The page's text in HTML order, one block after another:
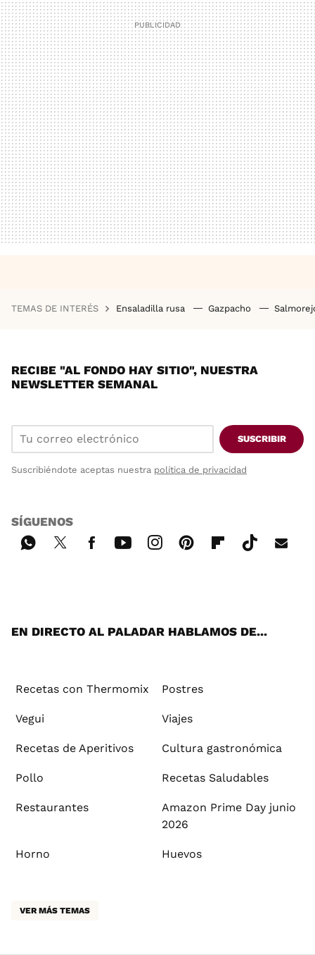
TEMAS DE INTERÉS Ensaladilla rusa Gazpacho
RECIBE "AL FONDO HAY SITIO", NUESTRA
NEWSLETTER SEMANAL
SUSCRIBIR
Suscribiéndote aceptas nuestra política de privacidad
SÍGUENOS
EN DIRECTO AL PALADAR HABLAMOS DE...
Recetas con Thermomix Postres
Vegui Viajes
Recetas de Aperitivos Cultura gastronómica
Pollo Recetas Saludables
Restaurantes
Amazon Prime Day junio
2026
Horno Huevos
VER MÁS TEMAS